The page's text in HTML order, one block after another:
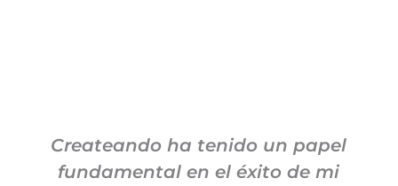
Createando ha tenido un papel
fundamental en el éxito de mi